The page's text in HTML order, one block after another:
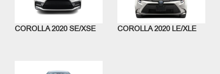
COROLLA 2020 SE/XSE COROLLA 2020 LE/XLE